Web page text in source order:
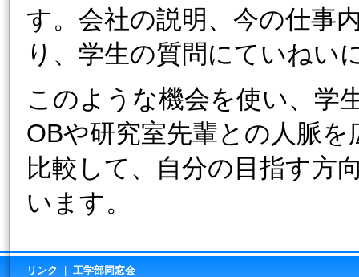
す。会社の説明、今の仕事
り、学生の質問にていねい
このような機会を使い、学
OBや研究室先輩との人脈
比較して、自分の目指す方
います。
リンク | 工学部同窓会